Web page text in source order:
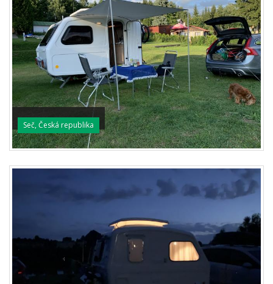
Seč, Česká republika